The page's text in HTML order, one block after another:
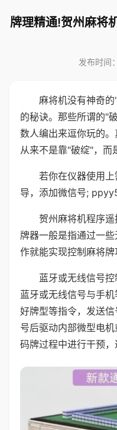
牌理精通!贺州麻将
发布时间
麻将机没有神奇
的秘诀。那些所谓的"
数人编出来逗你玩的
从来不是靠"破绽"，而
若你在仪器使用
导，添加微信号;
贺州麻将机程序
牌器一般是指通过一
作就能实现控制麻将牌
蓝牙或无线信号
蓝牙或无线信号与手
好牌型等指令，发送
号后驱动内部微型电机
码牌过程中进行干预，